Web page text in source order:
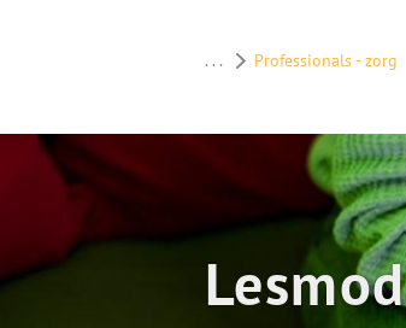
. . . Professionals - zorg